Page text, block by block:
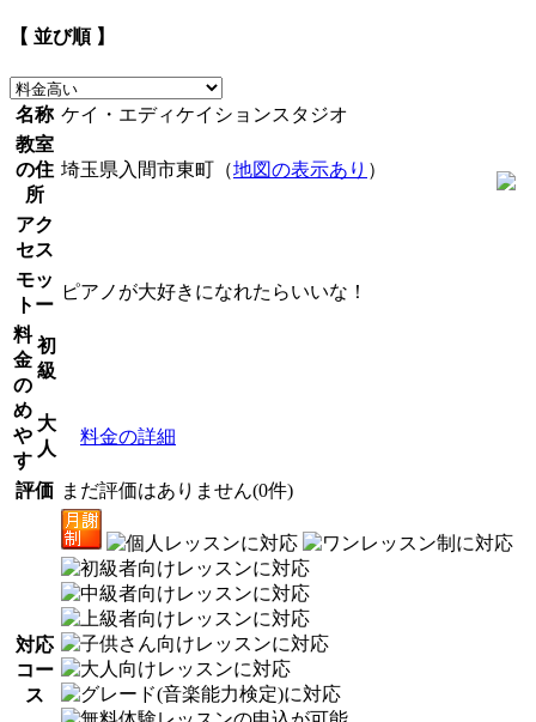
【 並び順 】
名称 ケイ・エディケイションスタジオ
教室
の住
所
埼玉県入間市東町（地図の表示あり ）
アク
セス
モッ
トー
ピアノが大好きになれたらいいな！
料
金
の
め
や
す
初
級
大
人
料金の詳細
評価 まだ評価はありません(0件)
対応
コー
ス